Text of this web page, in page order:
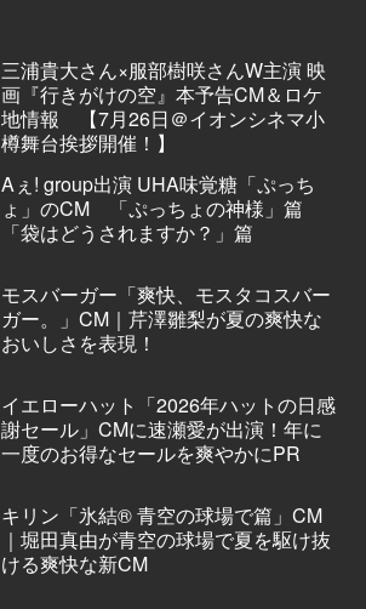
三浦貴大さん×服部樹咲さんW主演 映
画『行きがけの空』本予告CM＆ロケ
地情報 【7月26日＠イオンシネマ小
樽舞台挨拶開催！】
Aぇ! group出演 UHA味覚糖「ぷっち
ょ」のCM 「ぷっちょの神様」篇
「袋はどうされますか？」篇
モスバーガー「爽快、モスタコスバー
ガー。」CM｜芹澤雛梨が夏の爽快な
おいしさを表現！
イエローハット「2026年ハットの日感
謝セール」CMに速瀬愛が出演！年に
一度のお得なセールを爽やかにPR
キリン「氷結® 青空の球場で篇」CM
｜堀田真由が青空の球場で夏を駆け抜
ける爽快な新CM